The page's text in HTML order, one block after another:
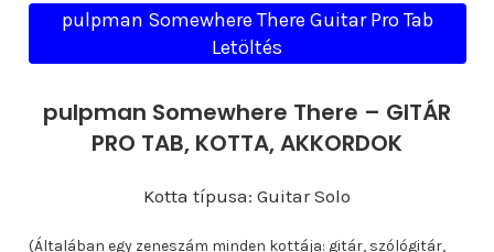
pulpman Somewhere There Guitar Pro Tab
Letöltés
pulpman Somewhere There – GITÁR
PRO TAB, KOTTA, AKKORDOK
Kotta típusa: Guitar Solo
(Általában egy zeneszám minden kottája: gitár, szólógitár,